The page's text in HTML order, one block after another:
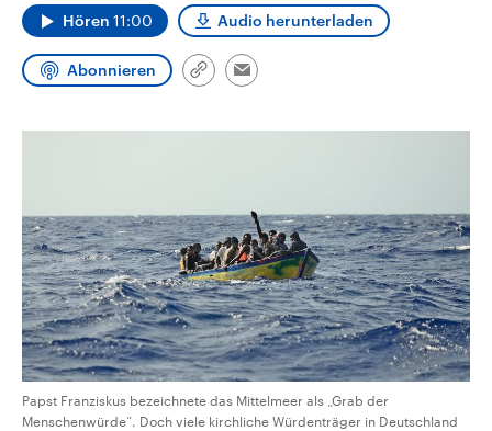
und Kandidaten der anstehenden
Wahl. Hören 11:00 Audio herunterladen
Abonnieren
Link
Email
Papst Franziskus bezeichnete das Mittelmeer als „Grab der
Menschenwürde“. Doch viele kirchliche Würdenträger in Deutschland